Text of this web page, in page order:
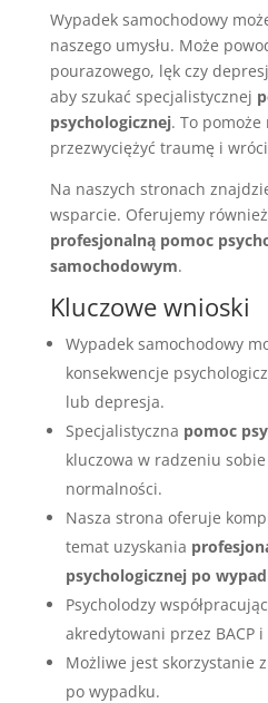
Wypadek samochodowy
naszego umysłu. Może
pourazowego, lęk czy
aby szukać specjalistycznej
psychologicznej. To pomoże
przezwyciężyć traumę i
Na naszych stronach
wsparcie. Oferujemy
profesjonalną pomoc
samochodowym.
Kluczowe wnioski
Wypadek samochodowy
konsekwencje
lub depresja.
Specjalistyczna pomoc
kluczowa w radzeniu
normalności.
Nasza strona oferuje
temat uzyskania
psychologicznej po
Psycholodzy
akredytowani przez BACP i
Możliwe jest skorzystanie z
po wypadku.